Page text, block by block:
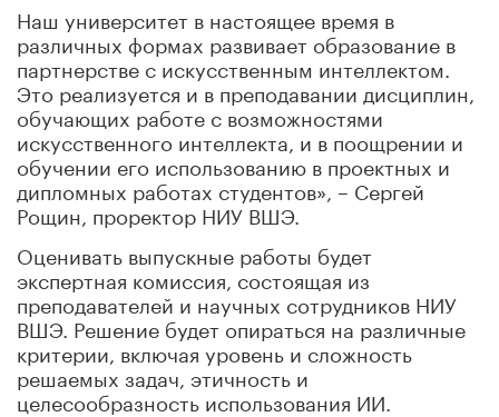
Наш университет в настоящее время в
различных формах развивает образование в
партнерстве с искусственным интеллектом.
Это реализуется и в преподавании дисциплин,
обучающих работе с возможностями
искусственного интеллекта, и в поощрении и
обучении его использованию в проектных и
дипломных работах студентов», – Сергей
Рощин, проректор НИУ ВШЭ.
Оценивать выпускные работы будет
экспертная комиссия, состоящая из
преподавателей и научных сотрудников НИУ
ВШЭ. Решение будет опираться на различные
критерии, включая уровень и сложность
решаемых задач, этичность и
целесообразность использования ИИ.